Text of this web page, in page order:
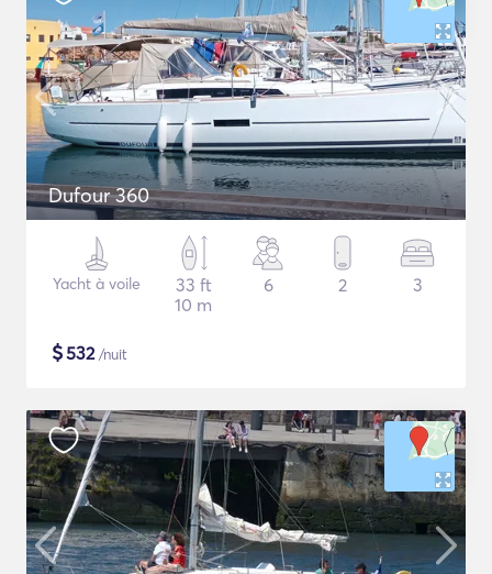
Dufour 360
Yacht à voile
33 ft
10 m
6 2 3
$532/nuit